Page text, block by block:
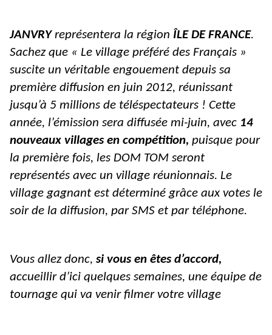
JANVRYreprésentera la région ÎLE DE FRANCE.
Sachez que « Le village préféré des Français »
suscite un véritable engouement depuis sa
première diffusion en juin 2012, réunissant
jusqu’à 5 millions de téléspectateurs ! Cette
année, l’émission sera diffusée mi-juin, avec 14
nouveaux villages en compétition, puisque pour
la première fois, les DOM TOM seront
représentés avec un village réunionnais. Le
village gagnant est déterminé grâce aux votes le
soir de la diffusion, par SMS et par téléphone.
Vous allez donc, si vous en êtes d’accord,
accueillir d’ici quelques semaines, une équipe de
tournage qui va venir filmer votre village